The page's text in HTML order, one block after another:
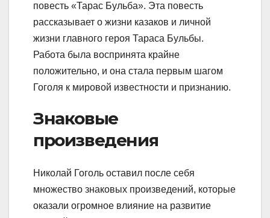
повесть «Тарас Бульба». Эта повесть
рассказывает о жизни казаков и личной
жизни главного героя Тараса Бульбы.
Работа была воспринята крайне
положительно, и она стала первым шагом
Гоголя к мировой известности и признанию.
Знаковые
произведения
Николай Гоголь оставил после себя
множество знаковых произведений, которые
оказали огромное влияние на развитие